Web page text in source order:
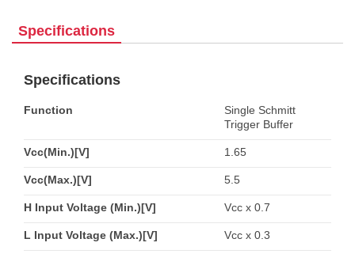
Specifications
Specifications
Function
Single Schmitt
Trigger Buffer
Vcc(Min.)[V] 1.65
Vcc(Max.)[V] 5.5
H Input Voltage (Min.)[V] Vcc x 0.7
L Input Voltage (Max.)[V] Vcc x 0.3